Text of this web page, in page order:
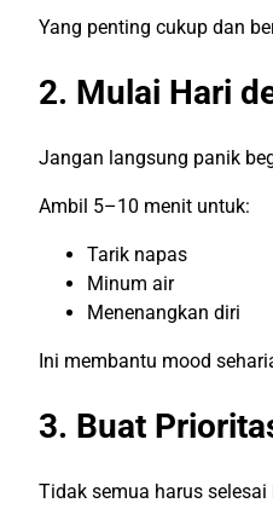
Yang penting cukup dan
2. Mulai Hari
Jangan langsung panik
Ambil 5–10 menit untuk:
Tarik napas
Minum air
Menenangkan diri
Ini membantu mood
3. Buat
Tidak semua harus selesai